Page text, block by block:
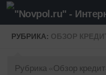
Перейти к
РУБРИКА: ОБЗОР
Рубрика «Обзор